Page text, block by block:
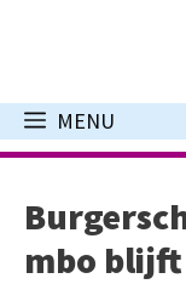
inhoud
MENU
mbo